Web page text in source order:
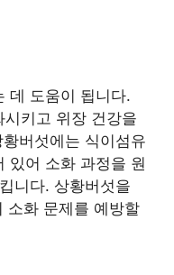
데 도움이 됩니다.
키고 위장 건강을
버섯에는 식이섬유
있어 소화 과정을 원
니다. 상황버섯을
소화 문제를 예방할